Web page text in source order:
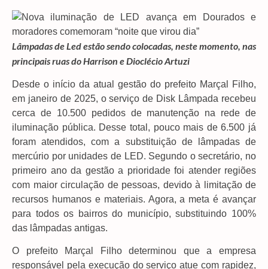
Lâmpadas de Led estão sendo colocadas, neste momento, nas
principais ruas do Harrison e Dioclécio Artuzi
Desde o início da atual gestão do prefeito Marçal Filho,
em janeiro de 2025, o serviço de Disk Lâmpada recebeu
cerca de 10.500 pedidos de manutenção na rede de
iluminação pública. Desse total, pouco mais de 6.500 já
foram atendidos, com a substituição de lâmpadas de
mercúrio por unidades de LED. Segundo o secretário, no
primeiro ano da gestão a prioridade foi atender regiões
com maior circulação de pessoas, devido à limitação de
recursos humanos e materiais. Agora, a meta é avançar
para todos os bairros do município, substituindo 100%
das lâmpadas antigas.
O prefeito Marçal Filho determinou que a empresa
responsável pela execução do serviço atue com rapidez,